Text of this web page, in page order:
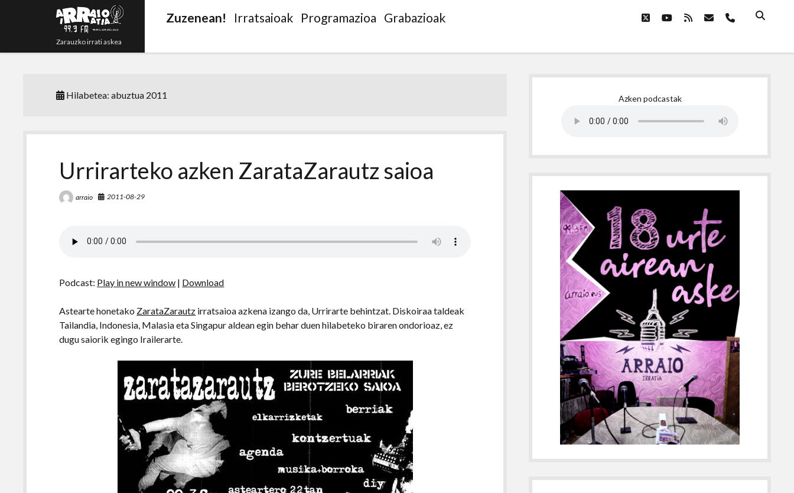
Zarauzko irrati askea
Zuzenean! Irratsaioak Programazioa Grabazioak twitteryoutube
rss emailphone
Hilabetea:abuztua 2011
Urrirarteko azken ZarataZarautz saioa
arraio 2011-08-29
Podcast: Play in new window | Download
Astearte honetako ZarataZarautz irratsaioa azkena izango da, Urrirarte behintzat. Diskoiraa taldeak
Tailandia, Indonesia, Malasia eta Singapur aldean egin behar duen hilabeteko biraren ondorioaz, ez
dugu saiorik egingo Irailerarte.
Azken podcastak